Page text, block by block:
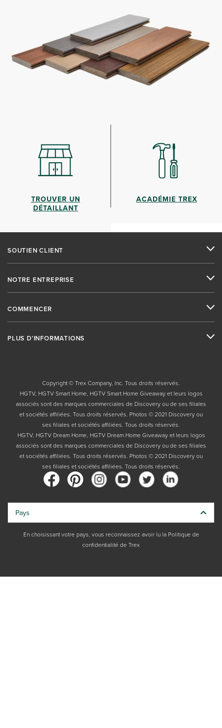
TROUVER UN
DÉTAILLANT
ACADÉMIE TREX
SOUTIEN CLIENT
NOTRE ENTREPRISE
COMMENCER
PLUS D’INFORMATIONS
Copyright © Trex Company, Inc. Tous droits réservés.
HGTV, HGTV Smart Home, HGTV Smart Home Giveaway et leurs logos
associés sont des marques commerciales de Discovery ou de ses filiales
et sociétés affiliées. Tous droits réservés. Photos © 2021 Discovery ou
ses filiales et sociétés affiliées. Tous droits réservés.
HGTV, HGTV Dream Home, HGTV Dream Home Giveaway et leurs logos
associés sont des marques commerciales de Discovery ou de ses filiales
et sociétés affiliées. Tous droits réservés. Photos © 2021 Discovery ou
ses filiales et sociétés affiliées. Tous droits réservés.
Pays
En choisissant votre pays, vous reconnaissez avoir lu la Politique de
confidentialité de Trex